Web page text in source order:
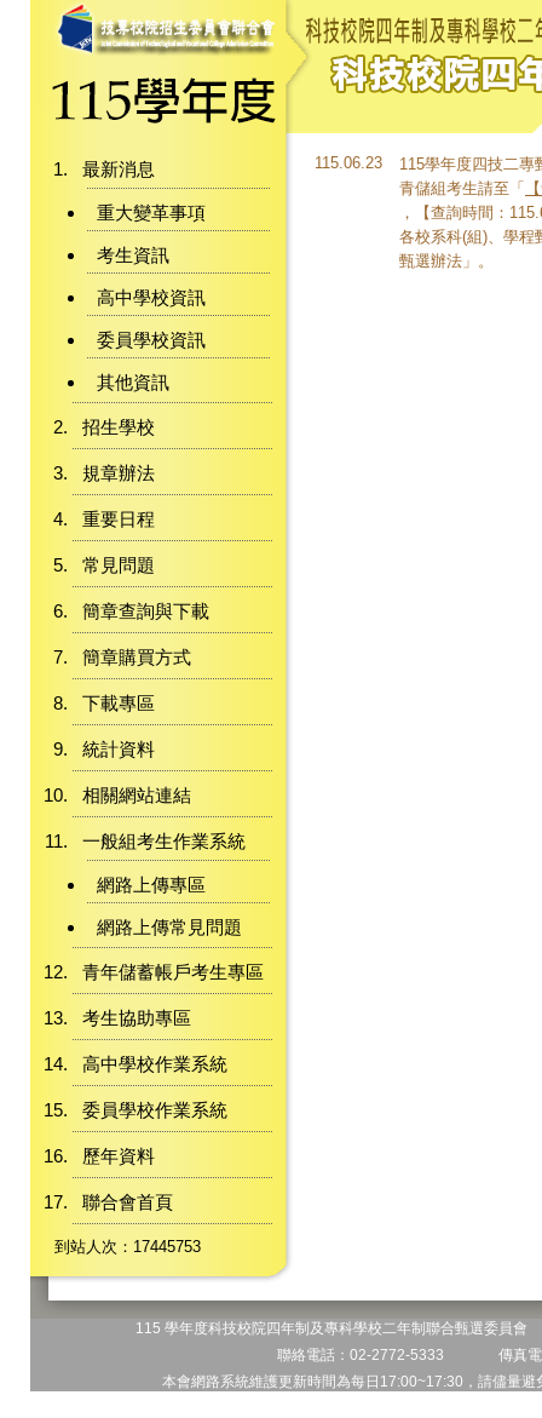
最新消息
重大變革事項
考生資訊
高中學校資訊
委員學校資訊
其他資訊
招生學校
規章辦法
重要日程
常見問題
簡章查詢與下載
簡章購買方式
下載專區
統計資料
相關網站連結
一般組考生作業系統
網路上傳專區
網路上傳常見問題
青年儲蓄帳戶考生專區
考生協助專區
高中學校作業系統
委員學校作業系統
歷年資料
聯合會首頁
到站人次：17445753
115.06.23
115學年度四技二專
青儲組考生請至「
，【查詢時間：
各校系科(組)、學程
甄選辦法」。
115 學年度科技校院四年制及專科學校二年制聯合甄選委員
聯絡電話：02-2772-5333 傳真
本會網路系統維護更新時間為每日17:00~17:30，請儘量